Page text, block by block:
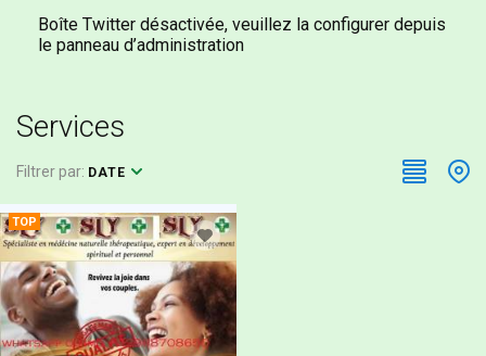
Boîte Twitter désactivée, veuillez la configurer depuis
le panneau d’administration
Services
Filtrer par: DATE
TOP